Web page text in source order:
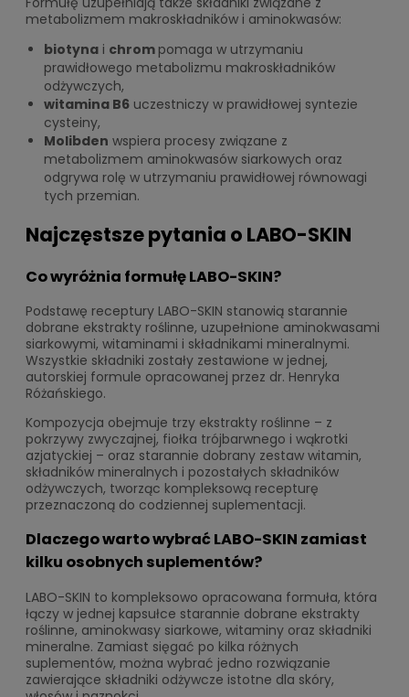
metabolizmem makroskładników i aminokwasów:
biotyna i chrom pomaga w utrzymaniu
prawidłowego metabolizmu makroskładników
odżywczych,
witamina B6 uczestniczy w prawidłowej syntezie
cysteiny,
Molibden wspiera procesy związane z
metabolizmem aminokwasów siarkowych oraz
odgrywa rolę w utrzymaniu prawidłowej równowagi
tych przemian.
Najczęstsze pytania o LABO-SKIN
Co wyróżnia formułę LABO-SKIN?
Podstawę receptury LABO-SKIN stanowią starannie
dobrane ekstrakty roślinne, uzupełnione aminokwasami
siarkowymi, witaminami i składnikami mineralnymi.
Wszystkie składniki zostały zestawione w jednej,
autorskiej formule opracowanej przez dr. Henryka
Różańskiego.
Kompozycja obejmuje trzy ekstrakty roślinne – z
pokrzywy zwyczajnej, fiołka trójbarwnego i wąkrotki
azjatyckiej – oraz starannie dobrany zestaw witamin,
składników mineralnych i pozostałych składników
odżywczych, tworząc kompleksową recepturę
przeznaczoną do codziennej suplementacji.
Dlaczego warto wybrać LABO-SKIN zamiast
kilku osobnych suplementów?
LABO-SKIN to kompleksowo opracowana formuła, która
łączy w jednej kapsułce starannie dobrane ekstrakty
roślinne, aminokwasy siarkowe, witaminy oraz składniki
mineralne. Zamiast sięgać po kilka różnych
suplementów, można wybrać jedno rozwiązanie
zawierające składniki odżywcze istotne dla skóry,